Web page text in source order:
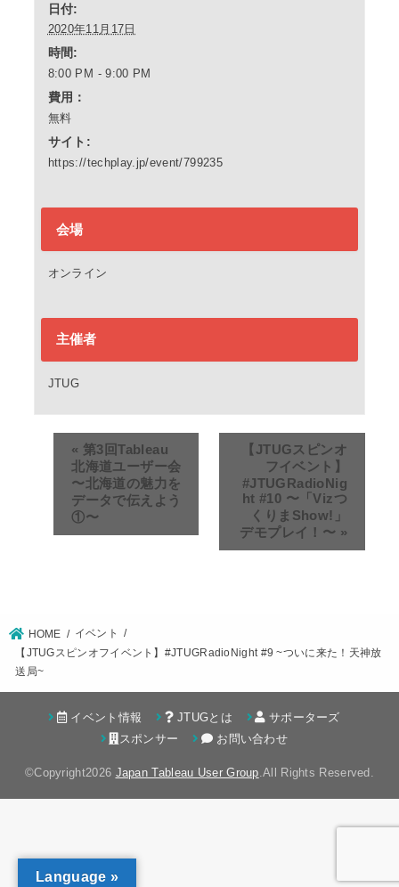
日付:
2020年11月17日
時間:
8:00 PM - 9:00 PM
費用：
無料
サイト:
https://techplay.jp/event/799235
会場
オンライン
主催者
JTUG
« 第3回Tableau
北海道ユーザー会
〜北海道の魅力を
データで伝えよう
①〜
【JTUGスピンオ
フイベント】
#JTUGRadioNig
ht #10 〜「Vizつ
くりまShow!」
デモプレイ！〜 »
HOME
イベント
【JTUGスピンオフイベント】#JTUGRadioNight #9 ~ついに来た！天神放
送局~
イベント情報 JTUGとは
サポーターズ
スポンサー
お問い合わせ
©Copyright2026 Japan Tableau User Group .All Rights Reserved.
Language »